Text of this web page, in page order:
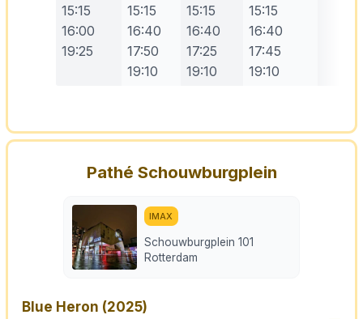
15:15
16:00
19:25
15:15
16:40
17:50
19:10
15:15
16:40
17:25
19:10
15:15
16:40
17:45
19:10
Pathé Schouwburgplein
IMAX
Schouwburgplein 101
Rotterdam
Blue Heron (2025)